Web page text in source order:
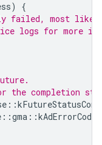
)
{
failed, most likely
logs for more
the completion
::
::gma ::